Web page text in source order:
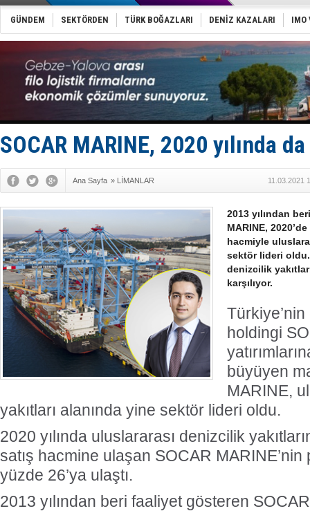
Türkiye-
Türk
Deniz
DÖDER,
Fairline,
Baltık
Runit
Limana
Türk
Hüseyin
Med
GÜNDEM SEKTÖRDEN TÜRK BOĞAZLARI DENİZ KAZALARI IMO
SOCAR MARINE, 2020 yılında
Ana Sayfa » LİMANLAR 11.03.2021
2013 yılından
MARINE,
hacmiyle
sektör lideri oldu.
denizcilik
karşılıyor.
holdingi
büyüyen
MARINE,
yakıtları alanında yine sektör lideri oldu.
2020 yılında uluslararası denizcilik
satış hacmine ulaşan SOCAR MARINE’nin
yüzde 26’ya ulaştı.
2013 yılından beri faaliyet gösteren